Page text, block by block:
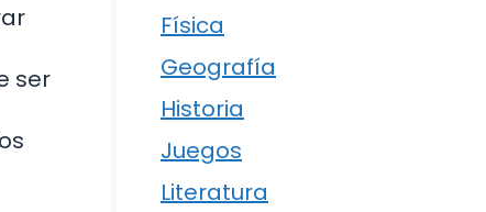
ser
Física
Geografía
Historia
Juegos
Literatura